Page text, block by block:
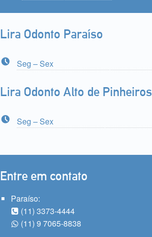
Lira Odonto Paraíso
Seg – Sex
Lira Odonto Alto de Pinheiros
Business hours:
Seg – Sex
Entre em contato
Paraíso:
(11) 3373-4444
(11) 9 7065-8838